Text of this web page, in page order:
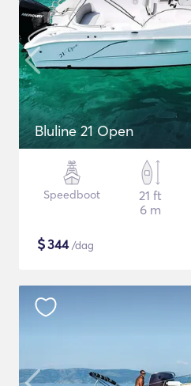
Bluline 21 Open
Speedboot
21 ft
6 m
$344/dag